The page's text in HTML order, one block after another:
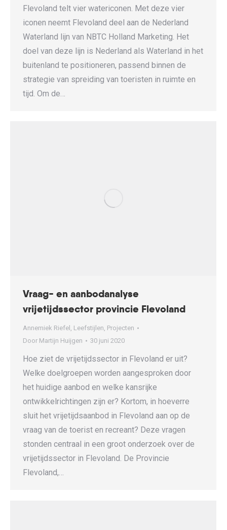
Flevoland telt vier watericonen. Met deze vier
iconen neemt Flevoland deel aan de Nederland
Waterland lijn van NBTC Holland Marketing. Het
doel van deze lijn is Nederland als Waterland in het
buitenland te positioneren, passend binnen de
strategie van spreiding van toeristen in ruimte en
tijd. Om de…
Vraag- en aanbodanalyse
vrijetijdssector provincie Flevoland
Annemiek Riefel , Leefstijlen, Projecten
Door Martijn Huijgen 30 juni 2020
Hoe ziet de vrijetijdssector in Flevoland er uit?
Welke doelgroepen worden aangesproken door
het huidige aanbod en welke kansrijke
ontwikkelrichtingen zijn er? Kortom, in hoeverre
sluit het vrijetijdsaanbod in Flevoland aan op de
vraag van de toerist en recreant? Deze vragen
stonden centraal in een groot onderzoek over de
vrijetijdssector in Flevoland. De Provincie
Flevoland,…